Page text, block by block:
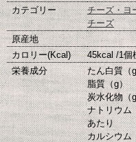
カテゴリー
チーズ・ヨ
チーズ
原産地
カロリー(Kcal)
45kcal /1個
栄養成分
たん白質
脂質（g）
炭水化物
ナトリウム
あたり
カルシウム